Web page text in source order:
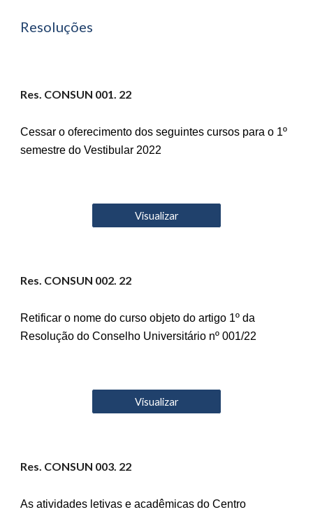
Resoluções
Res. CONSUN 001. 22
Cessar o oferecimento dos seguintes cursos para o 1º
semestre do Vestibular 2022
Visualizar
Res. CONSUN 002. 22
Retificar o nome do curso objeto do artigo 1º da
Resolução do Conselho Universitário nº 001/22
Visualizar
Res. CONSUN 003. 22
As atividades letivas e acadêmicas do Centro